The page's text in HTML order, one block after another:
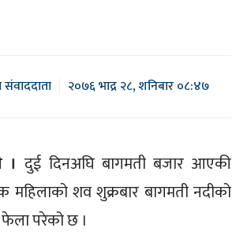
२०७६ भाद्र २८, शनिबार ०८:४७
।दुई दिनअघि बागमती बजार आएकी
शव शुक्रबार बागमती नदीको
फेला परेको छ ।